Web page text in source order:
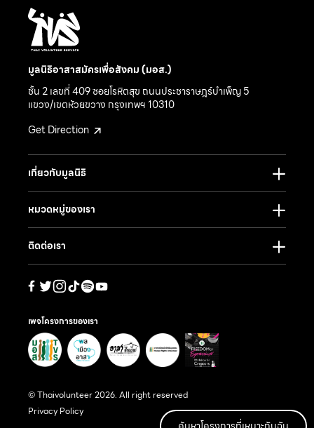
มูลนิธิอาสาสมัครเพื่อสังคม (มอส.)
ชั้น 2 เลขที่ 409 ซอยโรหิตสุข ถนนประชาราษฎร์บำเพ็ญ 5
แขวง/เขตห้วยขวาง กรุงเทพฯ 10310
Get Direction
เกี่ยวกับมูลนิธิ
หมวดหมู่ของเรา
ติดต่อเรา
เพจโครงการของเรา
© Thaivolunteer 2026. All right reserved
Privacy Policy